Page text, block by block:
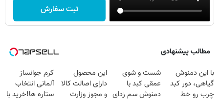
ثبت سفارش
مطالب پیشنهادی
با این دمنوش
گیاهی، دور کبد
چرب رو خط
شست و شوی
عمقی کبد با
دمنوش سم زدای
این محصول
دارای اصالت کالا
و مجوز وزارت
کرم جوانساز
آلمانی انتخاب
ستاره ها!خرید با